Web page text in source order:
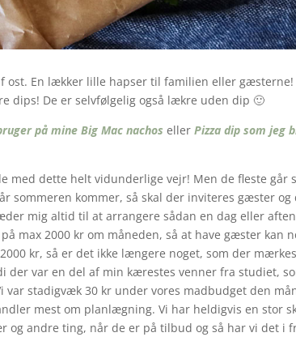
ost. En lækker lille hapser til familien eller
dips! De er selvfølgelig også lækre uden dip 🙂
på mine Big Mac nachos eller Pizza dip som jeg
med dette helt vidunderlige vejr! Men de fleste går
kommer, så skal der inviteres gæster og
mig altid til at arrangere sådan en dag eller
max 2000 kr om måneden, så at have gæster kan
kr, så er det ikke længere noget, som der
var en del af min kærestes venner fra studiet,
stadigvæk 30 kr under vores madbudget den
mest om planlægning. Vi har heldigvis en stor
andre ting, når de er på tilbud og så har vi det i